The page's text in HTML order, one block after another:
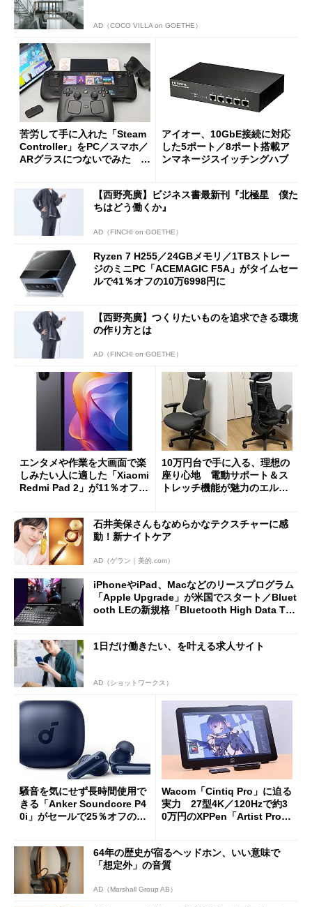
AD（COCO VILLA on GOETHE）
苦労して手に入れた「Steam
Controller」をPC／スマホ／
ARグラスにつないでみた ゲ
アイオー、10GbE接続に対応
した5ポート／8ポート搭載ア
ンマネージスイッチングハブ
【西野亮廣】ビジネス書最新刊『北極星 僕た
ちはどう働くか』
AD（FINCHI on GOETHE）
Ryzen 7 H255／24GBメモリ／1TBストレー
ジのミニPC「ACEMAGIC F5A」がタイムセー
ルで41％オフの10万6998円に
【西野亮廣】つくりたいものを追求できる環境
の作り方とは
AD（FINCHI on GOETHE）
エンタメや作業を大画面で楽
しみたい人に適した「Xiaomi
Redmi Pad 2」が11％オフの
10万円台で手に入る、理想の
座り心地 電動サポート＆ス
トレッチ機能が魅力のエルゴ
石井美保さんもなめらかなテクスチャーに感
動！新ナイトケア
AD（ゲラン｜美的.com）
iPhoneやiPad、Macなどのリースプログラム
「Apple Upgrade」が米国でスタート／Bluet
ooth LEの新規格「Bluetooth High Data Thr
1日だけ働きたい、を叶える求人サイト
AD（ショットワークス）
騒音を気にせず長時間使用で
きる「Anker Soundcore P4
0i」がセールで25％オフの59
Wacom「Cintiq Pro」に迫る
実力 27型4K／120Hzで約3
0万円のXPPen「Artist Pro 2
64年の歴史が宿るヘッドホン、いい意味で
「想定外」の音質
AD（Marshall Group AB）